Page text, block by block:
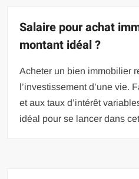
Salaire pour achat
montant idéal ?
Acheter un bien immobilier
l’investissement d’une vie.
et aux taux d’intérêt
idéal pour se lancer dans